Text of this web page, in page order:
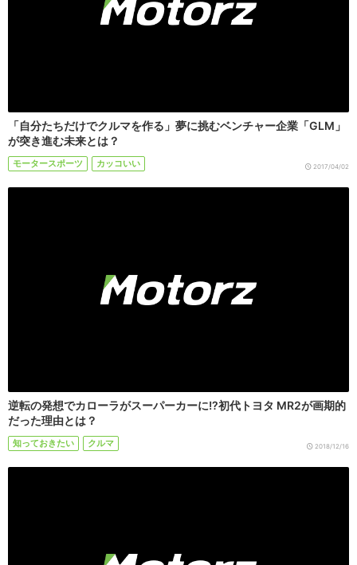
「自分たちだけでクルマを作る」夢に挑むベンチャー企業「GLM」
が突き進む未来とは？
モータースポーツ カッコいい 2017/04/02
逆転の発想でカローラがスーパーカーに!?初代トヨタ MR2が画期的
だった理由とは？
知っておきたい クルマ 2018/12/16